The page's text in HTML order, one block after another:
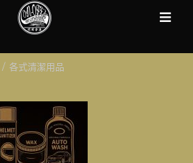
/ 各式清潔用品